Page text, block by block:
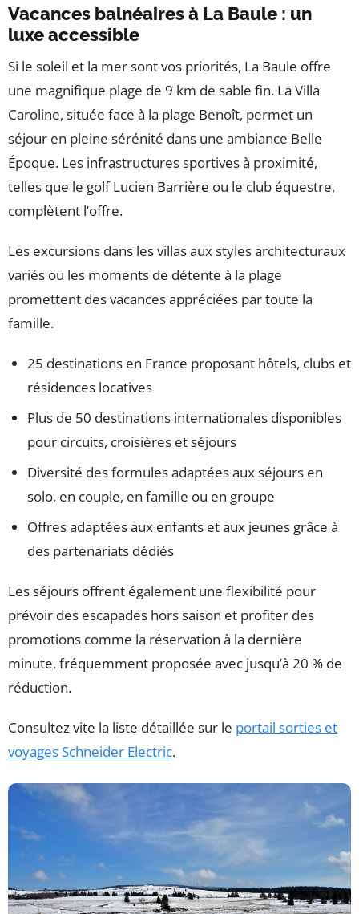
Vacances balnéaires à La Baule : un
luxe accessible
Si le soleil et la mer sont vos priorités, La Baule offre
une magnifique plage de 9 km de sable fin. La Villa
Caroline, située face à la plage Benoît, permet un
séjour en pleine sérénité dans une ambiance Belle
Époque. Les infrastructures sportives à proximité,
telles que le golf Lucien Barrière ou le club équestre,
complètent l’offre.
Les excursions dans les villas aux styles architecturaux
variés ou les moments de détente à la plage
promettent des vacances appréciées par toute la
famille.
25 destinations en France proposant hôtels, clubs et
résidences locatives
Plus de 50 destinations internationales disponibles
pour circuits, croisières et séjours
Diversité des formules adaptées aux séjours en
solo, en couple, en famille ou en groupe
Offres adaptées aux enfants et aux jeunes grâce à
des partenariats dédiés
Les séjours offrent également une flexibilité pour
prévoir des escapades hors saison et profiter des
promotions comme la réservation à la dernière
minute, fréquemment proposée avec jusqu’à 20 % de
réduction.
Consultez vite la liste détaillée sur le portail sorties et
voyages Schneider Electric.